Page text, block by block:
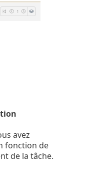
avez
fonction de
de la tâche.